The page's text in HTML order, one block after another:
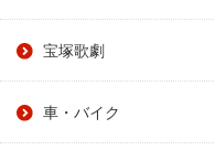
宝塚歌劇
車・バイク